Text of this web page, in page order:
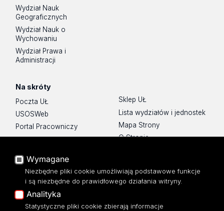
Wydział Nauk
Geograficznych
Wydział Nauk o
Wychowaniu
Wydział Prawa i
Administracji
Na skróty
Poczta UŁ
USOSWeb
Portal Pracowniczy
Baza Aktów Własnych
Moodle
Eksperci UŁ
Polityka Prywatności
Dostępność
Sklep UŁ
Lista wydziałów i jednostek
Mapa Strony
O Stronie
Wymagane
Niezbędne pliki cookie umożliwiają podstawowe funkcje
i są niezbędne do prawidłowego działania witryny.
Analityka
Statystyczne pliki cookie zbierają informacje